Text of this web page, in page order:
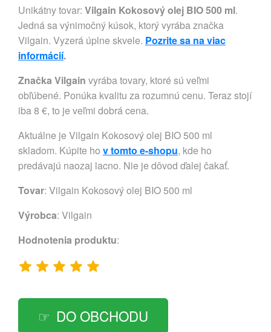
Unikátny tovar: Vilgain Kokosový olej BIO 500 ml.
Jedná sa výnimočný kúsok, ktorý vyrába značka
Vilgain. Vyzerá úplne skvele. Pozrite sa na viac
informácií.
Značka Vilgain vyrába tovary, ktoré sú veľmi
obľúbené. Ponúka kvalitu za rozumnú cenu. Teraz stojí
iba 8 €, to je veľmi dobrá cena.
Aktuálne je Vilgain Kokosový olej BIO 500 ml
skladom. Kúpite ho v tomto e-shopu, kde ho
predávajú naozaj lacno. Nie je dôvod ďalej čakať.
Tovar: Vilgain Kokosový olej BIO 500 ml
Výrobca: Vilgain
Hodnotenia produktu:
DO OBCHODU